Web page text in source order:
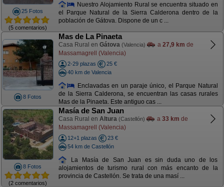
25 Fotos
(5 comentarios)
Nuestro Alojamiento Rural se encuentra situado en
el Parque Natural de la Sierra Calderona dentro de la
población de Gátova. Dispone de un c ...
8 Fotos
Mas de La Pinaeta
Casa Rural en Gátova (Valencia) a 27,9 km de
Massamagrell (Valencia)
2-29 plazas
25 €
40 km de Valencia
Enclavadas en un paraje único, el Parque Natural
de la Sierra Calderona, se encuentran las casas rurales
Mas de la Pinaeta. Este antiguo cas ...
8 Fotos
(2 comentarios)
Masía de San Juan
Casa Rural en Altura (Castellón) a 33 km de
Massamagrell (Valencia)
12+1 plazas
23 €
54 km de Castellón
La Masía de San Juan es sin duda uno de los
alojamientos de turismo rural con más encanto de la
provincia de Castellón. Se trata de una masí ...